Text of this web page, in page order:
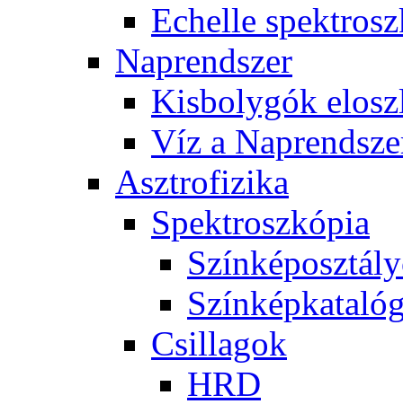
Echel­le
Nap­rend­szer
Kis­boly­gók
Víz a
Aszt­ro­fi­zi­ka
Spekt­rosz­kó­pia
Csil­la­gok
HRD